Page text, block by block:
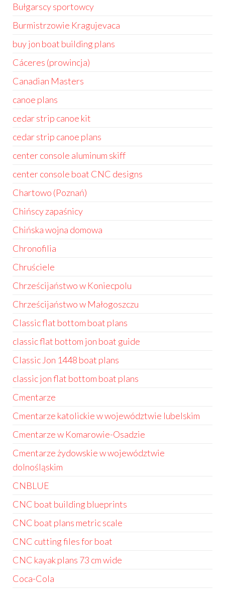
Bułgarscy sportowcy
Burmistrzowie Kragujevaca
buy jon boat building plans
Cáceres (prowincja)
Canadian Masters
canoe plans
cedar strip canoe kit
cedar strip canoe plans
center console aluminum skiff
center console boat CNC designs
Chartowo (Poznań)
Chińscy zapaśnicy
Chińska wojna domowa
Chronofilia
Chruściele
Chrześcijaństwo w Koniecpolu
Chrześcijaństwo w Małogoszczu
Classic flat bottom boat plans
classic flat bottom jon boat guide
Classic Jon 1448 boat plans
classic jon flat bottom boat plans
Cmentarze
Cmentarze katolickie w województwie lubelskim
Cmentarze w Komarowie-Osadzie
Cmentarze żydowskie w województwie
dolnośląskim
CNBLUE
CNC boat building blueprints
CNC boat plans metric scale
CNC cutting files for boat
CNC kayak plans 73 cm wide
Coca-Cola